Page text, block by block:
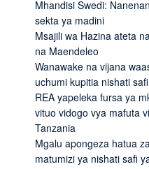
Mhandisi Swedi:
sekta ya madini
Msajili wa Hazina ateta
na Maendeleo
Wanawake na vijana
uchumi kupitia nishati safi
REA yapeleka fursa ya
vituo vidogo vya mafuta
Tanzania
Mgalu apongeza hatua
matumizi ya nishati safi